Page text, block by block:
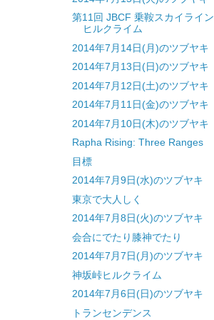
第11回 JBCF 乗鞍スカイライン
ヒルクライム
2014年7月14日(月)のツブヤキ
2014年7月13日(日)のツブヤキ
2014年7月12日(土)のツブヤキ
2014年7月11日(金)のツブヤキ
2014年7月10日(木)のツブヤキ
Rapha Rising: Three Ranges
目標
2014年7月9日(水)のツブヤキ
東京で大人しく
2014年7月8日(火)のツブヤキ
会合にでたり膝神でたり
2014年7月7日(月)のツブヤキ
神坂峠ヒルクライム
2014年7月6日(日)のツブヤキ
トランセンデンス